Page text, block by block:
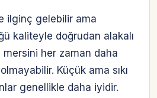
ilginç gelebilir ama
kaliteyle doğrudan alakalı
her zaman daha
Küçük ama sıkı
genellikle daha iyidir.